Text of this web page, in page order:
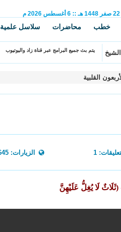
22 صفر 1448 هـ ::
6 أغسطس 2026 م
خطب محاضرات سلاسل علمية
يتم بث جميع البرامج عبر قناة زاد واليوتيوب
القلبية
1 الزيارات: 54645
شرح حديث (ثَلَاثٌ لَا يُغِلُّ عَلَيْهِنَّ